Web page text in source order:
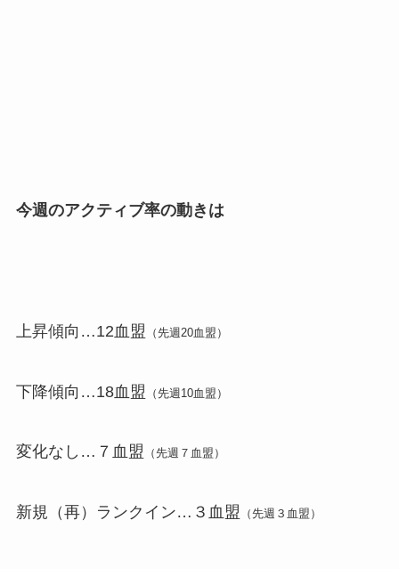
今週のアクティブ率の動きは
上昇傾向…12血盟 （先週20血盟）
下降傾向…18血盟 （先週10血盟）
変化なし…７血盟 （先週７血盟）
新規（再）ランクイン…３血盟 （先週３血盟）